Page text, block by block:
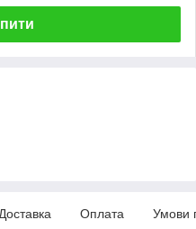
Доставка Оплата Умови